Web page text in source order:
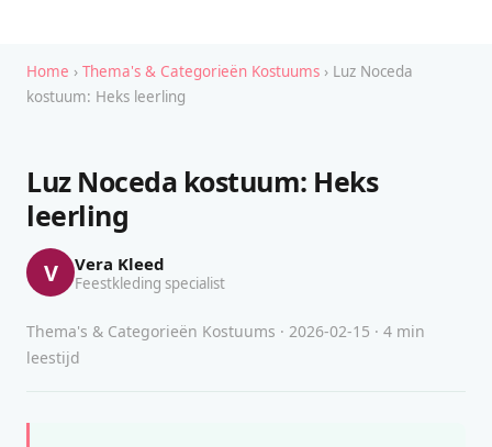
Home › Thema's & Categorieën Kostuums › Luz Noceda
kostuum: Heks leerling
Luz Noceda kostuum: Heks
leerling
V Vera Kleed
Feestkleding specialist
Thema's & Categorieën Kostuums · 2026-02-15 · 4 min
leestijd